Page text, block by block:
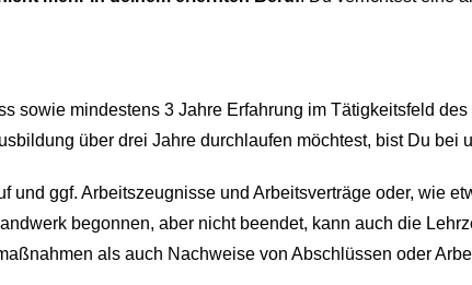
sowie mindestens 3 Jahre Erfahrung im Tätigkeitsfeld
über drei Jahre durchlaufen möchtest, bist Du bei
ggf. Arbeitszeugnisse und Arbeitsverträge oder, wie
begonnen, aber nicht beendet, kann auch die
als auch Nachweise von Abschlüssen oder